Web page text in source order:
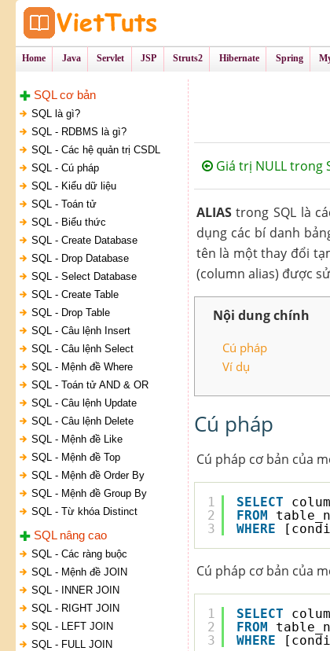
Home Java Servlet JSP Struts2 Hibernate Spring
SQL cơ bản
SQL là gì?
SQL - RDBMS là gì?
SQL - Các hệ quản trị CSDL
SQL - Cú pháp
SQL - Kiểu dữ liệu
SQL - Toán tử
SQL - Biểu thức
SQL - Create Database
SQL - Drop Database
SQL - Select Database
SQL - Create Table
SQL - Drop Table
SQL - Câu lệnh Insert
SQL - Câu lệnh Select
SQL - Mệnh đề Where
SQL - Toán tử AND & OR
SQL - Câu lệnh Update
SQL - Câu lệnh Delete
SQL - Mệnh đề Like
SQL - Mệnh đề Top
SQL - Mệnh đề Order By
SQL - Mệnh đề Group By
SQL - Từ khóa Distinct
SQL nâng cao
SQL - Các ràng buộc
SQL - Mệnh đề JOIN
SQL - INNER JOIN
SQL - RIGHT JOIN
SQL - LEFT JOIN
SQL - FULL JOIN
Giá trị NULL trong
ALIAStrong SQL là
dụng các bí danh
tên là một thay đổi
(column alias) được
Nội dung chính
Cú pháp
Ví dụ
Cú pháp
Cú pháp cơ bản của
1
2
3
SELECT
FROM
WHERE
Cú pháp cơ bản của
1
2
3
SELECT
FROM
WHERE